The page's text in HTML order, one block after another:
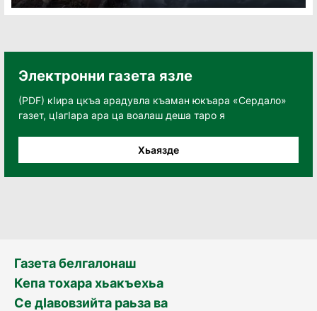
Электронни газета язле
(PDF) кӀира цкъа арадувла къаман юкъара «Сердало»
газет, цӀагӀара ара ца воалаш деша таро я
Хьаязде
Газета белгалонаш
Кепа тохара хьакъехьа
Се дӀавовзийта раьза ва